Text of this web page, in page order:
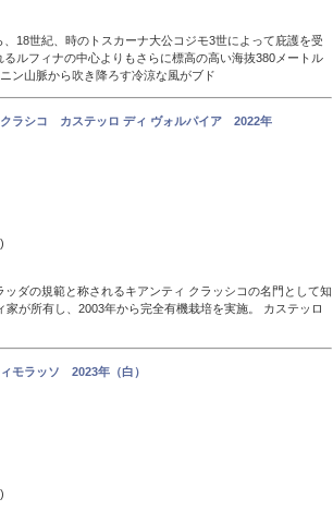
18世紀、時のトスカーナ大公コジモ3世によって庇護を受
ルフィナの中心よりもさらに標高の高い海抜380メートル
ン山脈から吹き降ろす冷涼な風がブド
ラシコ カステッロ ディ ヴォルパイア 2022年
ダの規範と称されるキアンティ クラッシコの名門として知
が所有し、2003年から完全有機栽培を実施。 カステッロ
モラッソ 2023年（白）